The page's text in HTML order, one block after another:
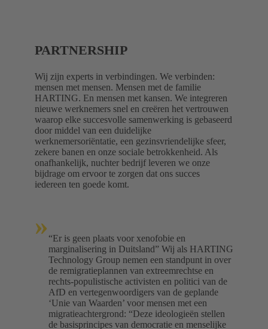
PARTNERSHIP
Wij zijn experts in verbindingen. We verbinden:
mensen met mensen. Mensen met de familie
HARTING. En mensen met kansen. We integreren
nieuwe werknemers snel en creëren het vertrouwen
waarop elke succesvolle samenwerking is gebaseerd
door middel van een duidelijke
werknemersoriëntatie, een gezinsvriendelijke sfeer,
zekere banen en onze sociale betrokkenheid. Als
onafhankelijk, nuchter bedrijf leveren we onze
bijdrage om ervoor te zorgen dat ons succes
iedereen ten goede komt.
» “Er is geen plaats voor xenofobie en
marginalisering in Duitsland” Wij als HARTING
Technology Group nemen een standpunt in over
de remigratieplannen van extreemrechtse en
rechts-populistische activisten en politici van de
AfD en vertegenwoordigers van de geplande
‘Unie van Waarden’ voor mensen met een
migratieachtergrond: “Deze ideologieën stellen
de basisprincipes van democratie en menselijke